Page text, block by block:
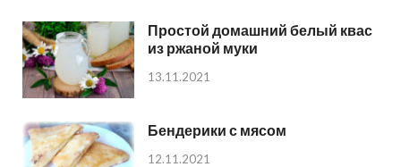
Простой домашний белый квас
из ржаной муки
13.11.2021
Бендерики с мясом
12.11.2021